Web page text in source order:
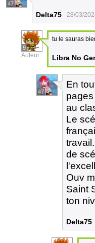
47
Delta75 28/03/
9
Auteur
tu le sauras
Libra No
47
En
au
Le
de
Ouv
Saint
ton
Delta75